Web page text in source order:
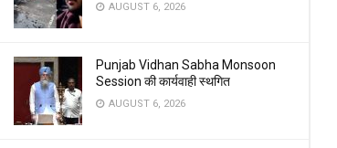
AUGUST 6, 2026
Punjab Vidhan Sabha Monsoon
Session की कार्यवाही स्थगित
AUGUST 6, 2026